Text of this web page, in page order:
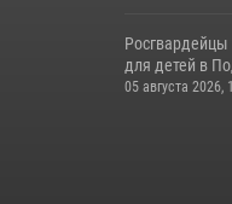
Росгвардейцы
для детей в
05 августа 2026,